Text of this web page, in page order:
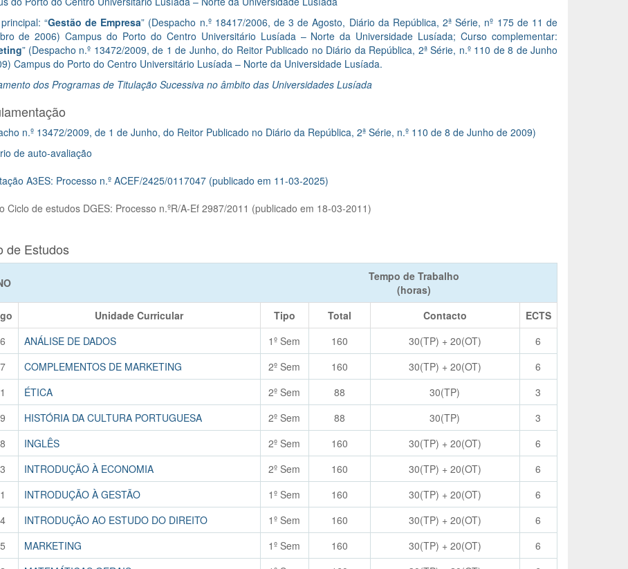
“Gestão de Empresa” (Despacho n.º 18417/2006, de 3 de Agosto, Diário da República, 2ª Série, nº 175 de 11 de
de 2006) Campus do Porto do Centro Universitário Lusíada – Norte da Universidade Lusíada; Curso complementar:
” (Despacho n.º 13472/2009, de 1 de Junho, do Reitor Publicado no Diário da República, 2ª Série, n.º 110 de 8 de Junho
Campus do Porto do Centro Universitário Lusíada – Norte da Universidade Lusíada.
dos Programas de Titulação Sucessiva no âmbito das Universidades Lusíada
n.º 13472/2009, de 1 de Junho, do Reitor Publicado no Diário da República, 2ª Série, n.º 110 de 8 de Junho de 2009)
de auto-avaliação
A3ES: Processo n.º ACEF/2425/0117047 (publicado em 11-03-2025)
Ciclo de estudos DGES: Processo n.ºR/A-Ef 2987/2011 (publicado em 18-03-2011)
de Estudos
Tempo de Trabalho
(horas)
Unidade Curricular Tipo Total Contacto
ECTS
ANÁLISE DE DADOS 1º Sem 160 30(TP) + 20(OT)
6
COMPLEMENTOS DE MARKETING 2º Sem 160 30(TP) + 20(OT)
6
ÉTICA 2º Sem 88 30(TP)
3
HISTÓRIA DA CULTURA PORTUGUESA 2º Sem 88 30(TP)
3
INGLÊS 2º Sem 160 30(TP) + 20(OT)
6
INTRODUÇÃO À ECONOMIA 2º Sem 160 30(TP) + 20(OT)
6
INTRODUÇÃO À GESTÃO 1º Sem 160 30(TP) + 20(OT)
6
INTRODUÇÃO AO ESTUDO DO DIREITO 1º Sem 160 30(TP) + 20(OT)
6
MARKETING 1º Sem 160 30(TP) + 20(OT)
6